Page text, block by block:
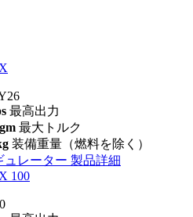
最高出力
最大トルク
装備重量（燃料を除く）
ュレーター 製品詳細
100